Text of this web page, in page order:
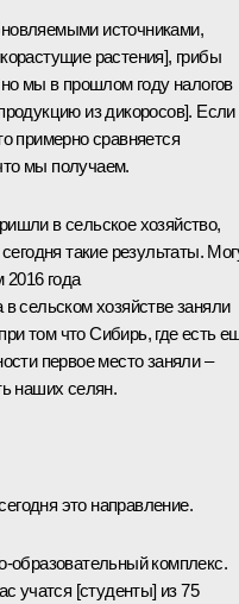
источниками,
растения], грибы
мы в прошлом году налогов
из дикоросов]. Если
примерно сравняется
мы получаем.
в сельское хозяйство,
такие результаты.
2016 года
сельском хозяйстве заняли
том что Сибирь, где есть
первое место заняли –
наших селян.
это направление.
образовательный комплекс.
учатся [студенты] из 75